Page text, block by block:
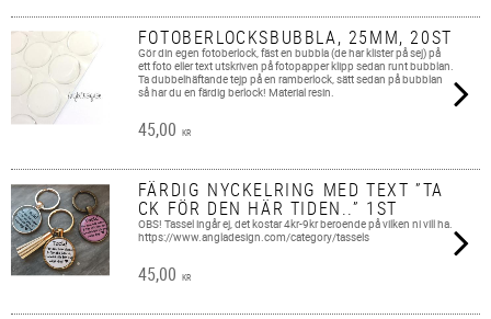
FOTOBERLOCKSBUBBLA, 25MM, 20ST
Gör din egen fotoberlock, fäst en bubbla (de har klister på sej) på
ett foto eller text utskriven på fotopapper klipp sedan runt bubblan.
Ta dubbelhäftande tejp på en ramberlock, sätt sedan på bubblan
så har du en färdig berlock! Material resin.
45,00 KR
FÄRDIG NYCKELRING MED TEXT ”TA
CK FÖR DEN HÄR TIDEN..” 1ST
OBS! Tassel ingår ej, det kostar 4kr-9kr beroende på vilken ni vill ha.
https://www.angladesign.com/category/tassels
45,00 KR